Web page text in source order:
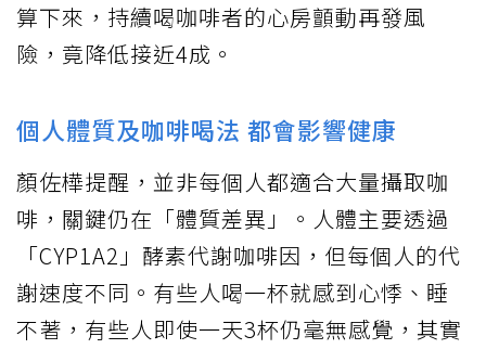
算下來，持續喝咖啡者的心房顫動再發風
險，竟降低接近4成。
個人體質及咖啡喝法 都會影響健康
顏佐樺提醒，並非每個人都適合大量攝取咖
啡，關鍵仍在「體質差異」。人體主要透過
「CYP1A2」酵素代謝咖啡因，但每個人的代
謝速度不同。有些人喝一杯就感到心悸、睡
不著，有些人即使一天3杯仍毫無感覺，其實